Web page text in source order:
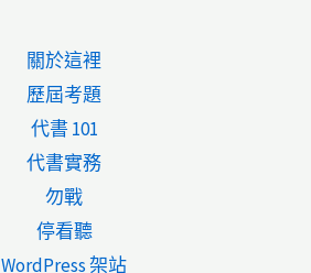
關於這裡
歷屆考題
代書 101
代書實務
勿戰
停看聽
WordPress 架站